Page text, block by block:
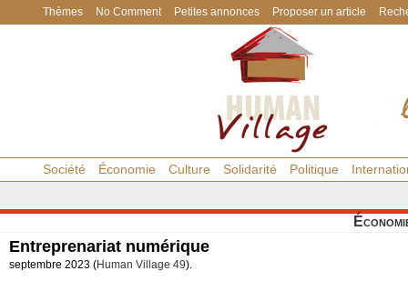
Thèmes No Comment Petites annonces Proposer un article
Société Économie Culture Solidarité Politique
Entreprenariat numérique
septembre 2023 (Human Village 49).